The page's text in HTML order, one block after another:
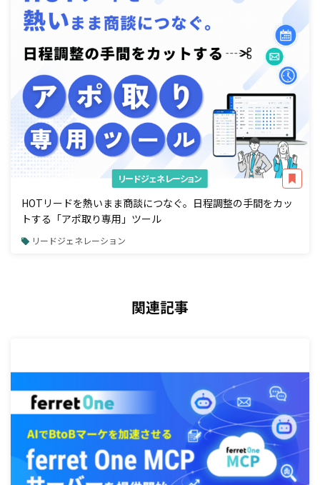
リードジェネレーション
HOTリードを熱いまま商談につなぐ。日程調整の手間をカッ
トする「アポ取り専用」ツール
リードジェネレーション
関連記事